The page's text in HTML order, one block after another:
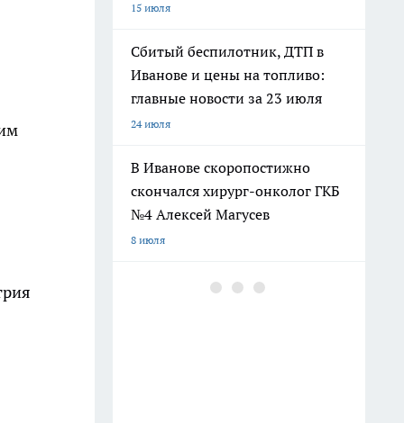
15 июля
Сбитый беспилотник, ДТП в
Иванове и цены на топливо:
главные новости за 23 июля
24 июля
В Иванове скоропостижно
скончался хирург-онколог ГКБ
№4 Алексей Магусев
8 июля
Дмитрия Саблина представили